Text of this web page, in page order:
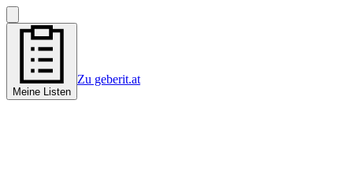
Meine Listen
Zu geberit.at